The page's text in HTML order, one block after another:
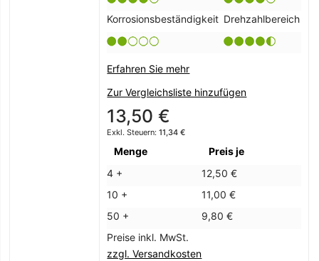
Korrosionsbeständigkeit Drehzahlbereich
Erfahren Sie mehr
Zur Vergleichsliste hinzufügen
13,50 €
11,34 €
Menge
Preis je
4 +
12,50 €
10 +
11,00 €
50 +
9,80 €
Preise inkl. MwSt.
zzgl. Versandkosten